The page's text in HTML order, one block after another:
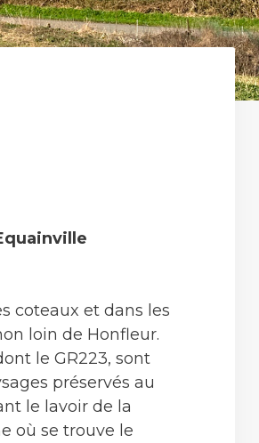
coteaux et dans les
loin de Honfleur.
le GR223, sont
préservés au
le lavoir de la
où se trouve le